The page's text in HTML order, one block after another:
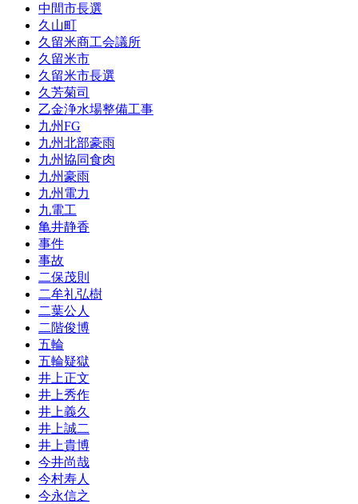
中間市長選
久山町
久留米商工会議所
久留米市
久留米市長選
久芳菊司
乙金浄水場整備工事
九州FG
九州北部豪雨
九州協同食肉
九州豪雨
九州電力
九電工
亀井静香
事件
事故
二保茂則
二牟礼弘樹
二葉公人
二階俊博
五輪
五輪疑獄
井上正文
井上秀作
井上義久
井上誠二
井上貴博
今井尚哉
今村寿人
今永信之